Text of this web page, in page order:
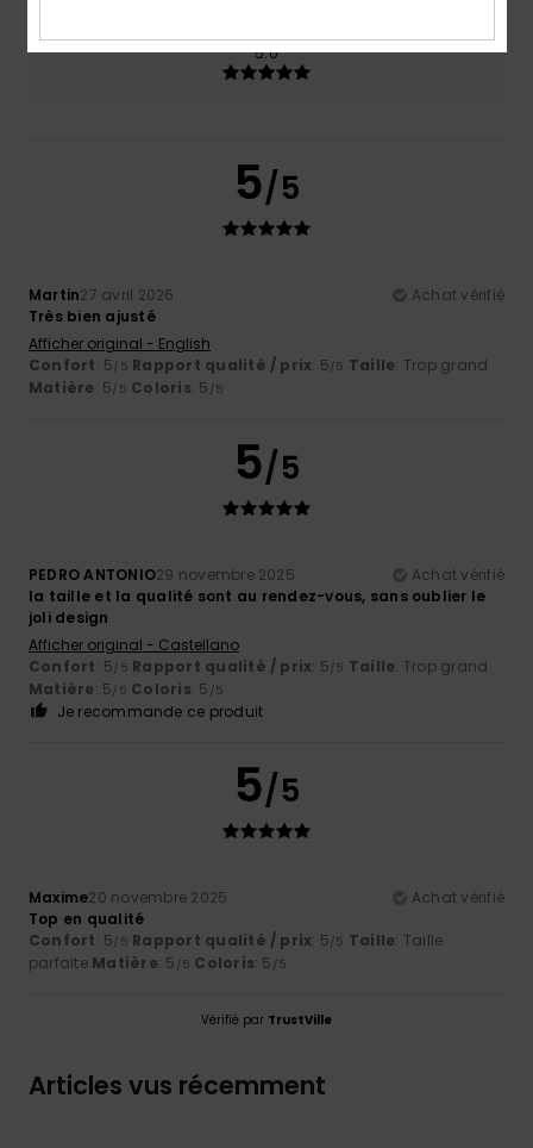
5.0
5/5
Martin27 avril 2026
Achat vérifié
Très bien ajusté
Afficher original - English
Confort: 5/5 Rapport qualité / prix: 5/5 Taille: Trop grand
Matière: 5/5 Coloris: 5 /5
5/5
PEDRO ANTONIO29 novembre 2025
Achat vérifié
la taille et la qualité sont au rendez-vous, sans oublier le
joli design
Afficher original - Castellano
Confort: 5/5 Rapport qualité / prix: 5/5 Taille: Trop grand
Matière: 5/5 Coloris: 5 /5
Je recommande ce produit
5/5
Maxime20 novembre 2025
Achat vérifié
Top en qualité
Confort: 5/5 Rapport qualité / prix: 5/5 Taille: Taille
parfaite Matière: 5 /5 Coloris: 5 /5
Vérifié par TrustVille
Articles vus récemment